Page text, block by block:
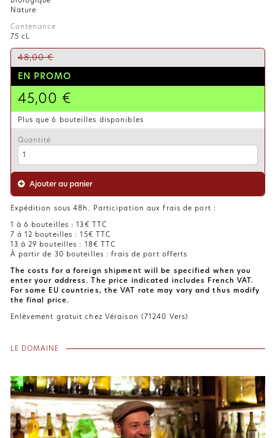
Nature
Contenance
75 cL
48,00 €
EN PROMO
45,00 €
Plus que 6 bouteilles disponibles
Quantité
Ajouter au panier
Expédition sous 48h. Participation aux frais de port :
1 à 6 bouteilles : 13€ TTC
7 à 12 bouteilles : 15€ TTC
13 à 29 bouteilles : 18€ TTC
À partir de 30 bouteilles : frais de port offerts
The costs for a foreign shipment will be specified when you
enter your address. The price indicated includes French VAT.
For some EU countries, the VAT rate may vary and thus modify
the final price.
Enlèvement gratuit chez Véraison (71240 Vers)
LE DOMAINE